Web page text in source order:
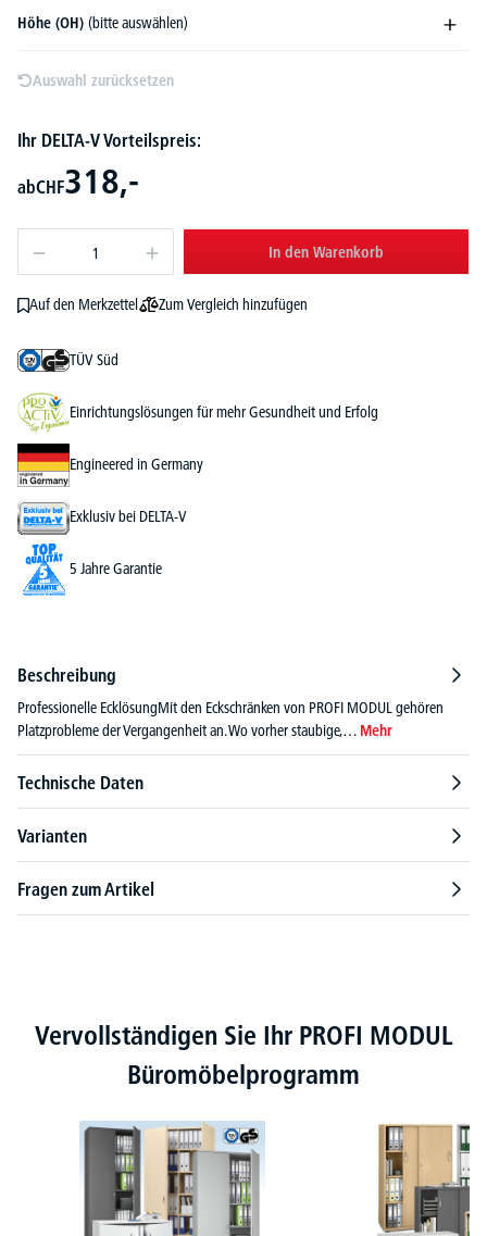
Höhe (OH) (bitte auswählen)
Auswahl zurücksetzen
Ihr DELTA-V Vorteilspreis:
abCHF318,-
In den Warenkorb
Auf den Merkzettel Zum Vergleich hinzufügen
TÜV Süd
Einrichtungslösungen für mehr Gesundheit und Erfolg
Engineered in Germany
Exklusiv bei DELTA-V
5 Jahre Garantie
Beschreibung
Professionelle EcklösungMit den Eckschränken von PROFI MODUL gehören
Platzprobleme der Vergangenheit an. Wo vorher staubige,… Mehr
Technische Daten
Varianten
Fragen zum Artikel
Produktgalerie überspringen
Vervollständigen Sie Ihr PROFI MODUL
Büromöbelprogramm